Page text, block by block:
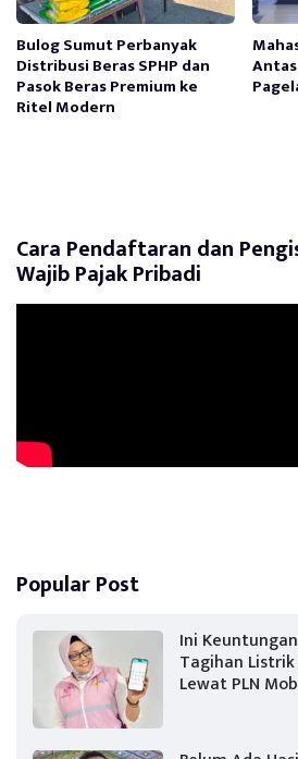
Bulog Sumut Perbanyak
Distribusi Beras SPHP dan
Pasok Beras Premium ke
Ritel Modern
Cara Pendaftaran dan
Wajib Pajak Pribadi
Popular Post
Ini
Tagihan
Lewat PLN